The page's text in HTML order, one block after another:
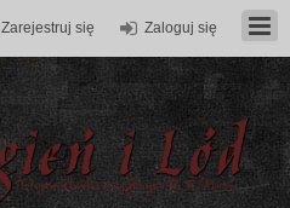
Zaloguj się
Zarejestruj się